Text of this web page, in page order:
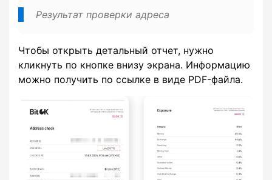
Результат проверки адреса
Чтобы открыть детальный отчет, нужно
кликнуть по кнопке внизу экрана. Информацию
можно получить по ссылке в виде PDF-файла.